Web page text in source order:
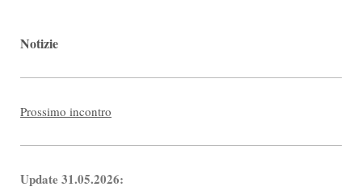
Notizie
Prossimo incontro
Update 31.05.2026: